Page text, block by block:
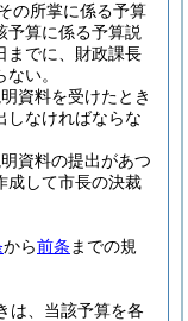
の所掌に係る予算
予算に係る予算説
までに、財政課長
い。
資料を受けたとき
しなければならな
資料の提出があつ
成して市長の決裁
から前条 までの規
は、当該予算を各